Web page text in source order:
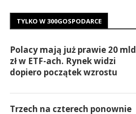
TYLKO W 300GOSPODARCE
Polacy mają już prawie 20 mld
zł w ETF-ach. Rynek widzi
dopiero początek wzrostu
Trzech na czterech ponownie